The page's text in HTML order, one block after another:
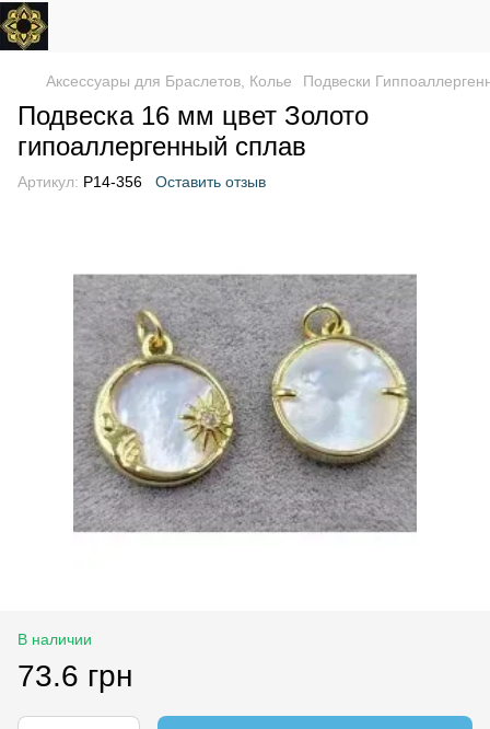
Аксессуары для Браслетов, Колье Подвески
Подвеска 16 мм цвет Золото
гипоаллергенный сплав
Артикул: P14-356 Оставить отзыв
В наличии
73.6 грн